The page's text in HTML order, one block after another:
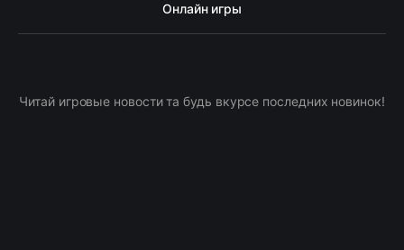
Онлайн игры
Читай игровые новости та будь вкурсе последних новинок!